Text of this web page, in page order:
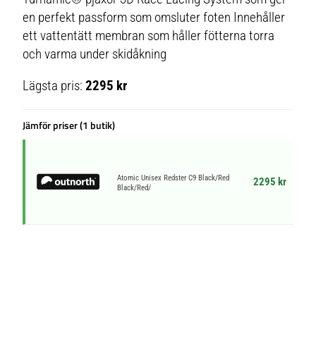
en perfekt passform som omsluter foten Innehåller
ett vattentätt membran som håller fötterna torra
och varma under skidåkning
Lägsta pris:2295 kr
Jämför priser (1 butik)
Atomic Unisex Redster C9 Black/Red
Black/Red/
2295 kr